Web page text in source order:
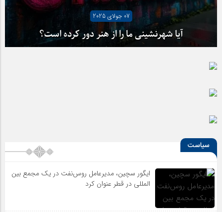
07 جولای 2025
آیا شهرنشینی ما را از هنر دور کرده است؟
سیاست
ایگور سچین، مدیرعامل روس‌نفت در یک مجمع بین
المللی در قطر عنوان کرد